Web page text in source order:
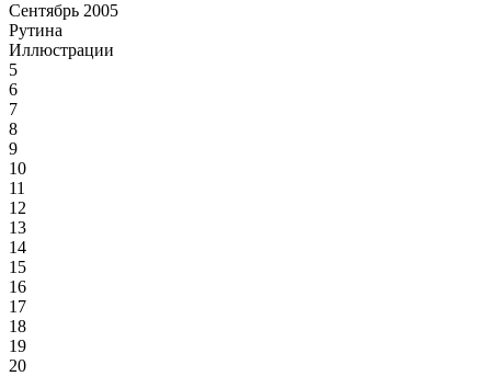
Сентябрь 2005
Рутина
Иллюстрации
5
6
7
8
9
10
11
12
13
14
15
16
17
18
19
20